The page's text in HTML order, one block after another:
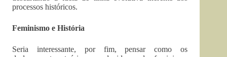
processos históricos.
Feminismo e História
Seria interessante, por fim, pensar como os